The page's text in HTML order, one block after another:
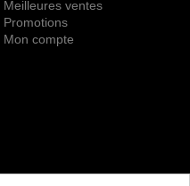
Meilleures ventes
Promotions
Mon compte